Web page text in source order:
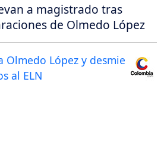
a magistrado tras
de Olmedo López